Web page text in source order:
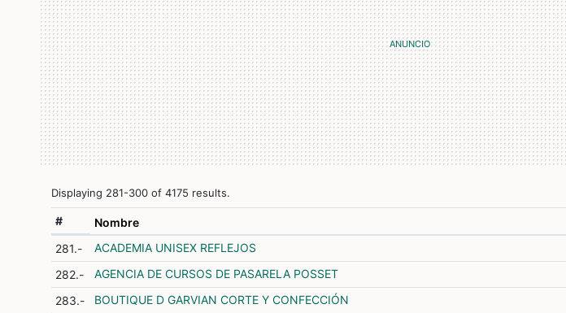
Displaying 281-300 of 4175 results.
# Nombre
281.-
ACADEMIA UNISEX REFLEJOS
282.-
AGENCIA DE CURSOS DE PASARELA POSSET
283.-
BOUTIQUE D GARVIAN CORTE Y CONFECCIÓN